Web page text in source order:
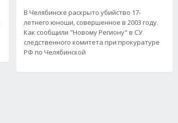
В Челябинске раскрыто убийство 17-
летнего юноши, совершенное в 2003 году.
Как сообщили "Новому Региону" в СУ
следственного комитета при прокуратуре
РФ по Челябинской